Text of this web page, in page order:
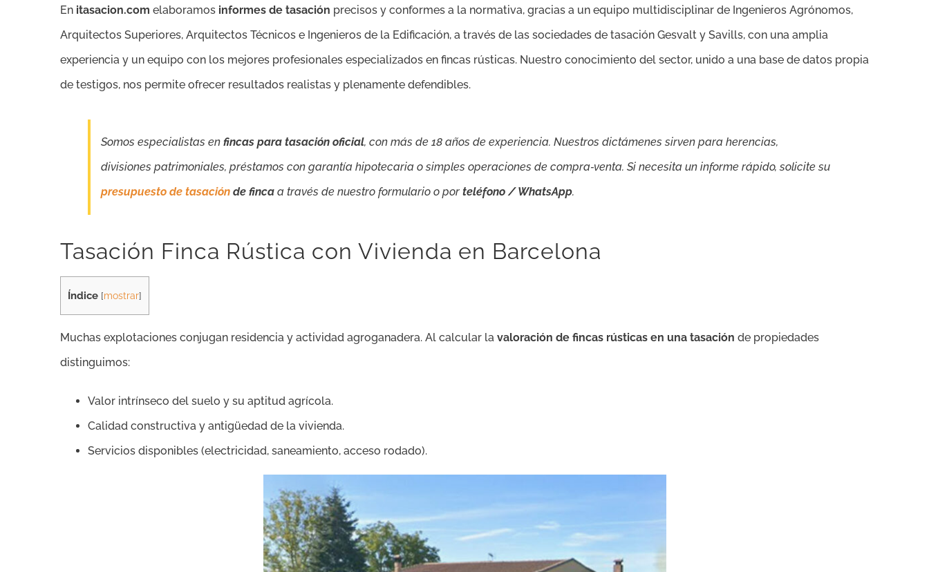
En itasacion.com elaboramos informes de tasación precisos y conformes a la normativa, gracias a un equipo multidisciplinar de Ingenieros Agrónomos,
Arquitectos Superiores, Arquitectos Técnicos e Ingenieros de la Edificación, a través de las sociedades de tasación Gesvalt y Savills, con una amplia
experiencia y un equipo con los mejores profesionales especializados en fincas rústicas. Nuestro conocimiento del sector, unido a una base de datos propia
de testigos, nos permite ofrecer resultados realistas y plenamente defendibles.
Somos especialistas en fincas para tasación oficial, con más de 18 años de experiencia. Nuestros dictámenes sirven para herencias,
divisiones patrimoniales, préstamos con garantía hipotecaria o simples operaciones de compra‑venta. Si necesita un informe rápido, solicite su
presupuesto de tasación de finca a través de nuestro formulario o por teléfono / WhatsApp.
Tasación Finca Rústica con Vivienda en Barcelona
Índice [mostrar]
Muchas explotaciones conjugan residencia y actividad agroganadera. Al calcular la valoración de fincas rústicas en una tasación de propiedades
distinguimos:
Valor intrínseco del suelo y su aptitud agrícola.
Calidad constructiva y antigüedad de la vivienda.
Servicios disponibles (electricidad, saneamiento, acceso rodado).